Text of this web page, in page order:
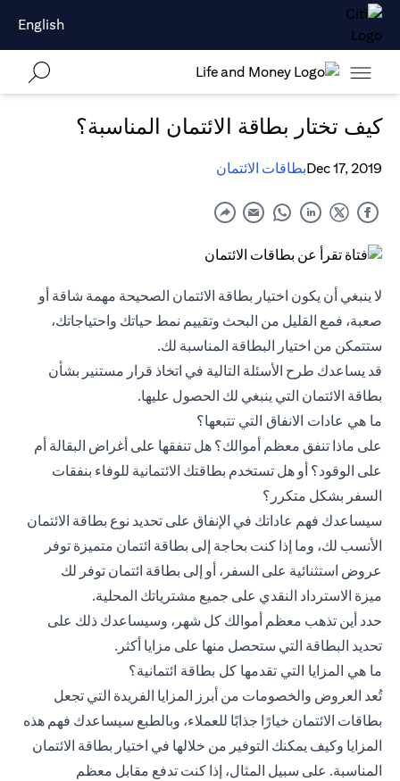
English
كيف تختار بطاقة الائتمان المناسبة؟
Dec 17, 2019بطاقات الائتمان
لا ينبغي أن يكون اختيار بطاقة الائتمان الصحيحة مهمة شاقة أو
صعبة، فمع القليل من البحث وتقييم نمط حياتك واحتياجاتك،
ستتمكن من اختيار البطاقة المناسبة لك.
قد يساعدك طرح الأسئلة التالية في اتخاذ قرار مستنير بشأن
بطاقة الائتمان التي ينبغي لك الحصول عليها.
ما هي عادات الانفاق التي تتبعها؟
على ماذا تنفق معظم أموالك؟ هل تنفقها على أغراض البقالة أم
على الوقود؟ أو هل تستخدم بطاقتك الائتمانية للوفاء بنفقات
السفر بشكل متكرر؟
سيساعدك فهم عاداتك في الإنفاق على تحديد نوع بطاقة الائتمان
الأنسب لك، وما إذا كنت بحاجة إلى بطاقة ائتمان متميزة توفر
عروض استثنائية على السفر، أو إلى بطاقة ائتمان توفر لك
ميزة الاسترداد النقدي على جميع مشترياتك المحلية.
حدد أين تذهب معظم أموالك كل شهر، وسيساعدك ذلك على
تحديد البطاقة التي ستحصل منها على مزايا أكثر.
ما هي المزايا التي تقدمها كل بطاقة ائتمانية؟
تُعد العروض والخصومات من أبرز المزايا الفريدة التي تجعل
بطاقات الائتمان خيارًا جذابًا للعملاء، وبالطبع سيساعدك فهم هذه
المزايا وكيف يمكنك التوفير من خلالها في اختيار بطاقة الائتمان
المناسبة. على سبيل المثال، إذا كنت تدفع مقابل معظم